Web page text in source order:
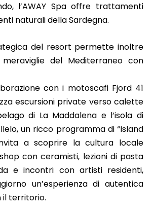
l’AWAY Spa offre trattamenti
naturali della Sardegna.
del resort permette inoltre
del Mediterraneo con
con i motoscafi Fjord 41
escursioni private verso calette
di La Maddalena e l’isola di
un ricco programma di “Island
a scoprire la cultura locale
con ceramisti, lezioni di pasta
e incontri con artisti residenti,
un’esperienza di autentica
il territorio.